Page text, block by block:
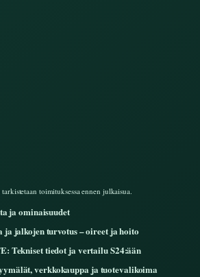
toimituksessa ennen julkaisua.
ja ominaisuudet
ja jalkojen turvotus – oireet ja hoito
Tekniset tiedot ja vertailu S24:ään
verkkokauppa ja tuotevalikoima